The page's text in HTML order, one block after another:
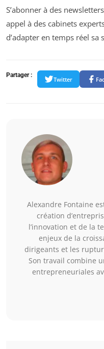
S’abonner à des
appel à des cabinets
d’adapter en temps réel sa
Partager :
Twitter
Alexandre Fontaine
création
l’innovation et de la
enjeux de la
dirigeants et les
Son travail combine
entrepreneuriales